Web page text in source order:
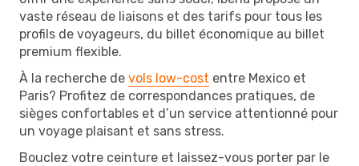
vaste réseau de liaisons et des tarifs pour tous les
profils de voyageurs, du billet économique au billet
premium flexible.
À la recherche de vols low-cost entre Mexico et
Paris? Profitez de correspondances pratiques, de
sièges confortables et d’un service attentionné pour
un voyage plaisant et sans stress.
Bouclez votre ceinture et laissez-vous porter par le